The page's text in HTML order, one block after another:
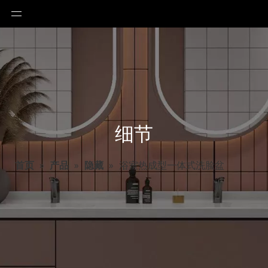
细节
首页 » 产品 » 隐藏 » 浴室热成型一体式洗脸盆